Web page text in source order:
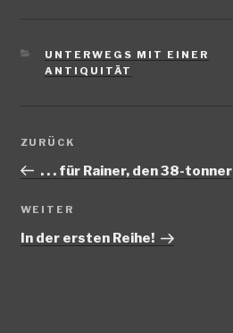
KATEGORIEN
UNTERWEGS MIT EINER
ANTIQUITÄT
Beitragsnavigation
Vorheriger
Beitrag
ZURÜCK
. . . für Rainer, den 38-tonner
Nächster
Beitrag
WEITER
In der ersten Reihe!